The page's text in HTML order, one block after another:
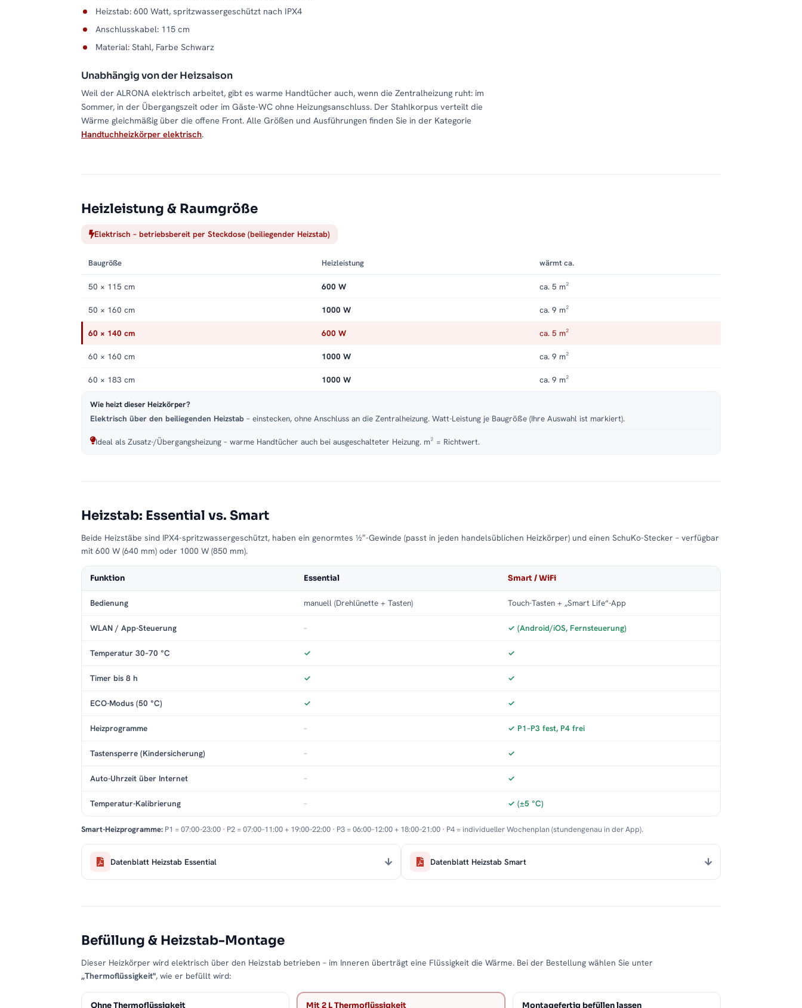
Heizstab: 600 Watt, spritzwassergeschützt nach IPX4
Anschlusskabel: 115 cm
Material: Stahl, Farbe Schwarz
Unabhängig von der Heizsaison
Weil der ALRONA elektrisch arbeitet, gibt es warme Handtücher auch, wenn die Zentralheizung ruht: im
Sommer, in der Übergangszeit oder im Gäste-WC ohne Heizungsanschluss. Der Stahlkorpus verteilt die
Wärme gleichmäßig über die offene Front. Alle Größen und Ausführungen finden Sie in der Kategorie
Handtuchheizkörper elektrisch.
Heizleistung & Raumgröße
Elektrisch – betriebsbereit per Steckdose (beiliegender Heizstab)
Baugröße Heizleistung wärmt ca.
50 × 115 cm 600 W ca. 5 m²
50 × 160 cm 1000 W ca. 9 m²
60 × 140 cm 600 W ca. 5 m²
60 × 160 cm 1000 W ca. 9 m²
60 × 183 cm 1000 W ca. 9 m²
Wie heizt dieser Heizkörper?
Elektrisch über den beiliegenden Heizstab – einstecken, ohne Anschluss an die Zentralheizung. Watt-Leistung je Baugröße (Ihre Auswahl ist markiert).
Ideal als Zusatz-/Übergangsheizung – warme Handtücher auch bei ausgeschalteter Heizung. m² = Richtwert.
Heizstab: Essential vs. Smart
Beide Heizstäbe sind IPX4-spritzwassergeschützt, haben ein genormtes ½″-Gewinde (passt in jeden handelsüblichen Heizkörper) und einen SchuKo-Stecker – verfügbar
mit 600 W (640 mm) oder 1000 W (850 mm).
Funktion Essential Smart / WiFi
Bedienung manuell (Drehlünette + Tasten) Touch-Tasten + „Smart Life“-App
WLAN / App-Steuerung – ✓ (Android/iOS, Fernsteuerung)
Temperatur 30–70 °C ✓ ✓
Timer bis 8 h ✓ ✓
ECO-Modus (50 °C) ✓ ✓
Heizprogramme – ✓ P1–P3 fest, P4 frei
Tastensperre (Kindersicherung) – ✓
Auto-Uhrzeit über Internet – ✓
Temperatur-Kalibrierung – ✓ (±5 °C)
Smart-Heizprogramme: P1 = 07:00–23:00 · P2 = 07:00–11:00 + 19:00–22:00 · P3 = 06:00–12:00 + 18:00–21:00 · P4 = individueller Wochenplan (stundengenau in der App).
Datenblatt Heizstab Essential Datenblatt Heizstab Smart
Befüllung & Heizstab-Montage
Dieser Heizkörper wird elektrisch über den Heizstab betrieben – im Inneren überträgt eine Flüssigkeit die Wärme. Bei der Bestellung wählen Sie unter
„Thermoflüssigkeit", wie er befüllt wird:
Ohne Thermoflüssigkeit Mit 2 L Thermoflüssigkeit Montagefertig befüllen lassen